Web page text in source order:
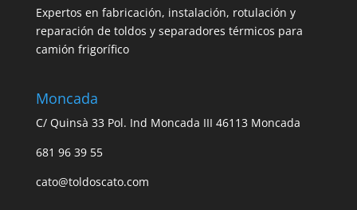
Expertos en fabricación, instalación, rotulación y
reparación de toldos y separadores térmicos para
camión frigorífico
Moncada
C/ Quinsà 33 Pol. Ind Moncada III 46113 Moncada
681 96 39 55
cato@toldoscato.com